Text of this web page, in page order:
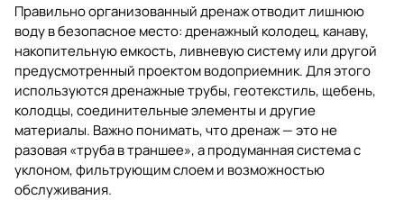
Правильно организованный дренаж отводит лишнюю
воду в безопасное место: дренажный колодец, канаву,
накопительную емкость, ливневую систему или другой
предусмотренный проектом водоприемник. Для этого
используются дренажные трубы, геотекстиль, щебень,
колодцы, соединительные элементы и другие
материалы. Важно понимать, что дренаж — это не
разовая «труба в траншее», а продуманная система с
уклоном, фильтрующим слоем и возможностью
обслуживания.